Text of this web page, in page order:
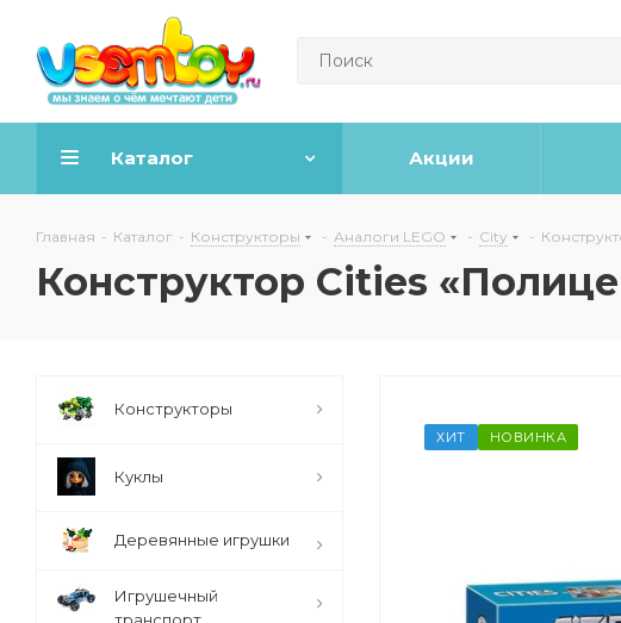
Каталог Акции
Главная - Каталог - Конструкторы - Аналоги LEGO - City -
Конструктор Cities
ХИТ НОВИНКА
Конструкторы
Куклы
Деревянные игрушки
Игрушечный